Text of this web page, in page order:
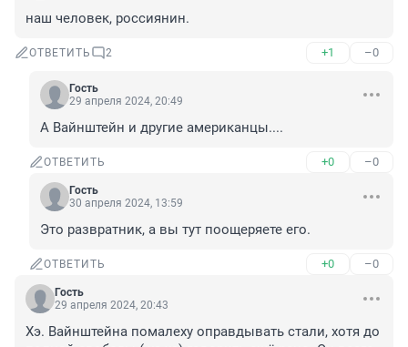
наш человек, россиянин.
ОТВЕТИТЬ 2 +1 –0
Гость
29 апреля 2024, 20:49
А Вайнштейн и другие американцы....
ОТВЕТИТЬ +0 –0
Гость
30 апреля 2024, 13:59
Это развратник, а вы тут поощеряете его.
ОТВЕТИТЬ +0 –0
Гость
29 апреля 2024, 20:43
Хэ. Вайнштейна помалеху оправдывать стали, хотя до